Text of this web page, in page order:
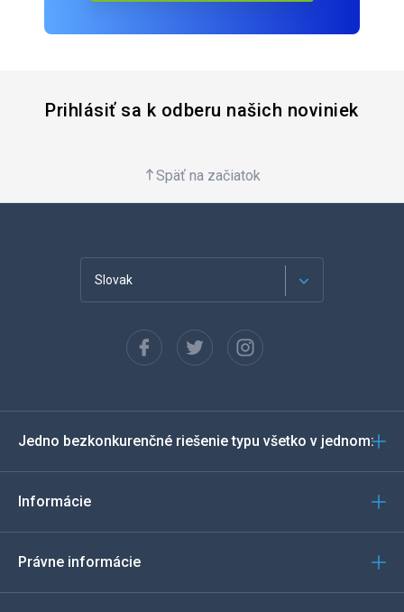
Prihlásiť sa k odberu našich noviniek
Späť na začiatok
Slovak
Français
Español
Jedno bezkonkurenčné riešenie typu všetko v jednom:
Informácie
Právne informácie